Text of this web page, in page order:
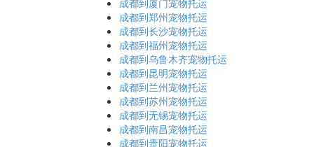
成都到厦门宠物托运
成都到郑州宠物托运
成都到长沙宠物托运
成都到福州宠物托运
成都到乌鲁木齐宠物托运
成都到昆明宠物托运
成都到兰州宠物托运
成都到苏州宠物托运
成都到无锡宠物托运
成都到南昌宠物托运
成都到贵阳宠物托运